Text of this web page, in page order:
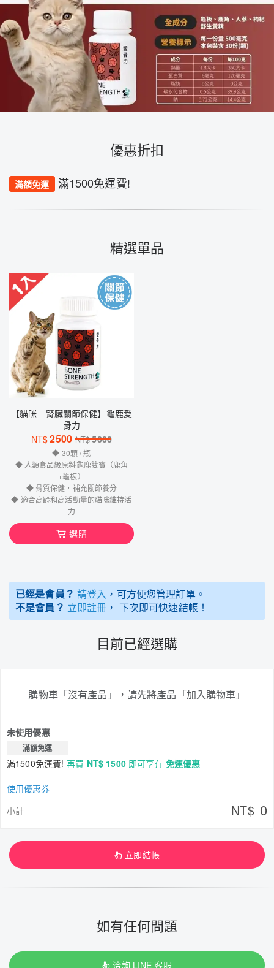
優惠折扣
滿額免運 滿1500免運費!
精選單品
【貓咪－腎臟關節保健】龜鹿愛
骨力
NT$2500 NT$5000
◆ 30顆 / 瓶
◆ 人類食品級原料龜鹿雙寶（鹿角
+龜板）
◆ 骨質保健，補充關節養分
◆ 適合高齡和高活動量的貓咪維持活
力
選購
已經是會員？ 請登入 ，可方便您管理訂單。
不是會員？ 立即註冊 ， 下次即可快速結帳！
目前已經選購
購物車「沒有產品」，請先將產品「加入購物車」
未使用優惠
滿額免運
滿1500免運費! 再買 NT$ 1500即可享有 免運優惠
使用優惠券
小計
NT$ 0
立即結帳
如有任何問題
洽詢 LINE 客服